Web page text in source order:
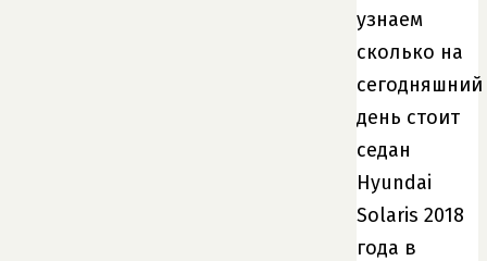
узнаем
сколько на
сегодняшний
день стоит
седан
Hyundai
Solaris 2018
года в